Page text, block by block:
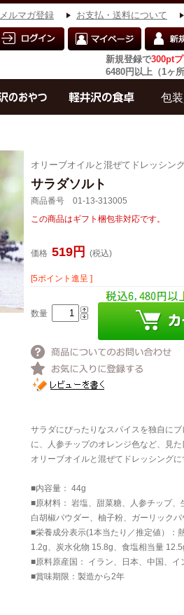
お支払・送料について
メルマガ登録
新規登録で300ptプ
6480円以上（1ヶ
オリーブオイルと混ぜてドレッシン
サラダソルト
商品番号 01-13-313005
この商品はギフト梱包非対応です。
価格 519円 (税込)
[5ポイント進呈 ]
数量
サラダにぴったりなスパイスを独自に
に、人参チップのオレンジ色など、見
オリーブオイルと混ぜてドレッシング
■内容量： 44g
■原材料： 岩塩、甜菜糖、人参チップ、
白胡椒パウダー、柚子粉、ガーリック
■栄養成分表示(1本当たり／推定値）：
1.2g、炭水化物 15.8g、食塩相当量
■原料原産国： イラン、日本、中国、イ
■賞味期限：製造から2年